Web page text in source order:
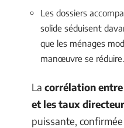
Les dossiers
solide séduisent
que les ménages
manœuvre se réduire.
La corrélation
et les taux
puissante,